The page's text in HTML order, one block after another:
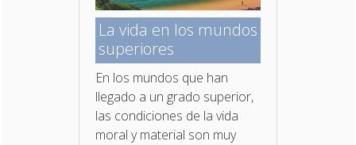
La vida en los mundos
superiores
En los mundos que han
llegado a un grado superior,
las condiciones de la vida
moral y material son muy